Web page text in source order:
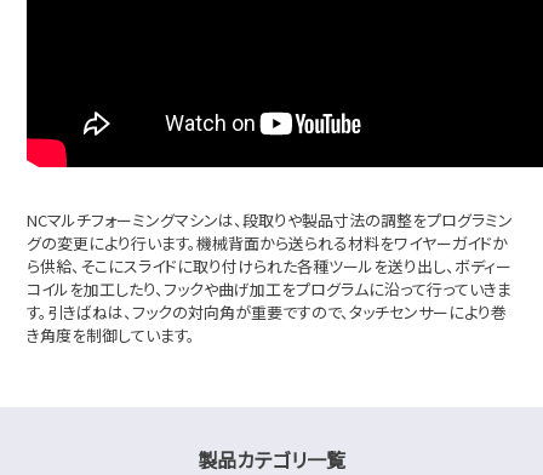
NCマルチフォーミングマシンは、段取りや製品寸法の調整をプログラミン
グの変更により行います。機械背面から送られる材料をワイヤーガイドか
ら供給、そこにスライドに取り付けられた各種ツールを送り出し、ボディー
コイルを加工したり、フックや曲げ加工をプログラムに沿って行っていきま
す。引きばねは、フックの対向角が重要ですので、タッチセンサーにより巻
き角度を制御しています。
製品カテゴリ一覧